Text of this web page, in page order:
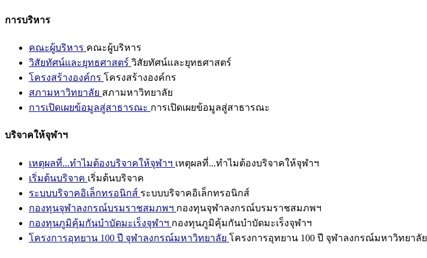
การบริหาร
คณะผู้บริหาร คณะผู้บริหาร
วิสัยทัศน์และยุทธศาสตร์ วิสัยทัศน์และยุทธศาสตร์
โครงสร้างองค์กร โครงสร้างองค์กร
สภามหาวิทยาลัย สภามหาวิทยาลัย
การเปิดเผยข้อมูลสู่สาธารณะ การเปิดเผยข้อมูลสู่สาธารณะ
บริจาคให้จุฬาฯ
เหตุผลที่...ทำไมต้องบริจาคให้จุฬาฯ เหตุผลที่...ทำไมต้องบริจาคให้จุฬาฯ
เริ่มต้นบริจาค เริ่มต้นบริจาค
ระบบบริจาคอิเล็กทรอนิกส์ ระบบบริจาคอิเล็กทรอนิกส์
กองทุนจุฬาลงกรณ์บรมราชสมภพฯ กองทุนจุฬาลงกรณ์บรมราชสมภพฯ
กองทุนภูมิคุ้มกันบำบัดมะเร็งจุฬาฯ กองทุนภูมิคุ้มกันบำบัดมะเร็งจุฬาฯ
โครงการอุทยาน 100 ปี จุฬาลงกรณ์มหาวิทยาลัย โครงการอุทยาน 100 ปี จุฬาลงกรณ์มหาวิทยาลัย